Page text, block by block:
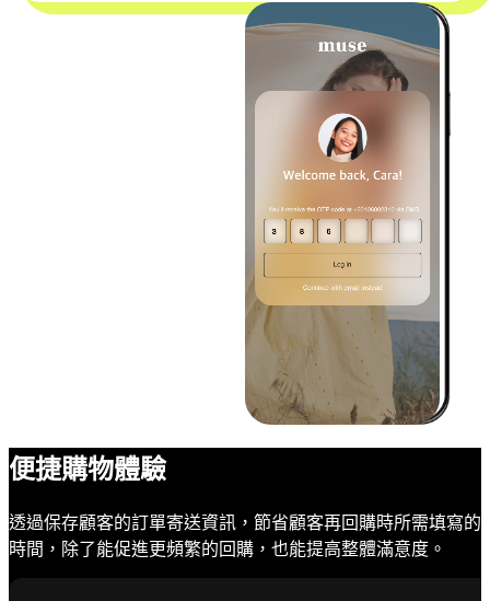
便捷購物體驗
透過保存顧客的訂單寄送資訊，節省顧客再回購時所需填寫的
時間，除了能促進更頻繁的回購，也能提高整體滿意度。